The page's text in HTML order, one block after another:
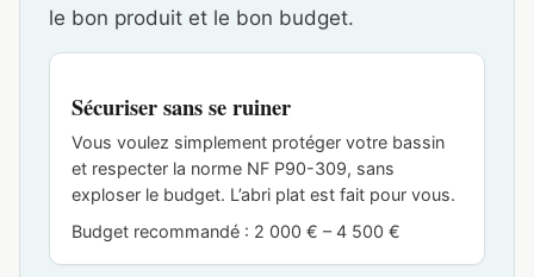
le bon produit et le bon budget.
Sécuriser sans se ruiner
Vous voulez simplement protéger votre bassin
et respecter la norme NF P90-309, sans
exploser le budget. L’abri plat est fait pour vous.
Budget recommandé : 2 000 € – 4 500 €